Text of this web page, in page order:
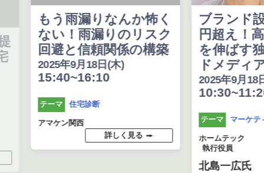
もう雨漏りなんか怖く
ない！雨漏りのリスク
回避と信頼関係の構築
2025年9月18日(木)
15:40~16:10
テーマ 住宅診断
アマケン関西
詳しく見る
ブランド設
円超え！高
を伸ばす独
ドメディア
2025年9月18日(
10:30~11:20
テーマ マーケティン
ホームテック
執行役員
北島一広氏